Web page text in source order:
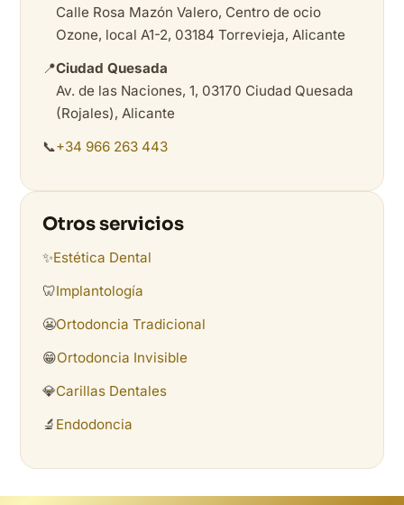
Calle Rosa Mazón Valero, Centro de ocio
Ozone, local A1-2, 03184 Torrevieja, Alicante
📍Ciudad Quesada
Av. de las Naciones, 1, 03170 Ciudad Quesada
(Rojales), Alicante
📞+34 966 263 443
Otros servicios
✨Estética Dental
🦷Implantología
😬Ortodoncia Tradicional
😁Ortodoncia Invisible
💎Carillas Dentales
🔬 Endodoncia